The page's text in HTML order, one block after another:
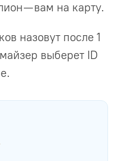
— вам на карту.
назовут после 1
выберет ID